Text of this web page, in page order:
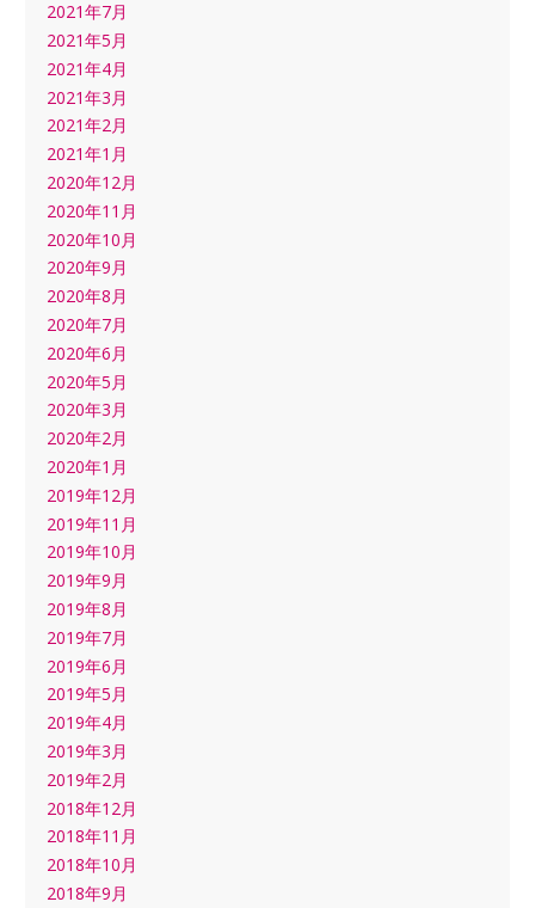
2021年7月
2021年5月
2021年4月
2021年3月
2021年2月
2021年1月
2020年12月
2020年11月
2020年10月
2020年9月
2020年8月
2020年7月
2020年6月
2020年5月
2020年3月
2020年2月
2020年1月
2019年12月
2019年11月
2019年10月
2019年9月
2019年8月
2019年7月
2019年6月
2019年5月
2019年4月
2019年3月
2019年2月
2018年12月
2018年11月
2018年10月
2018年9月